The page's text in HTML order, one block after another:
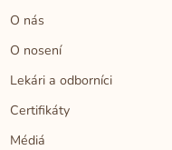
O nás
O nosení
Lekári a odborníci
Certifikáty
Médiá